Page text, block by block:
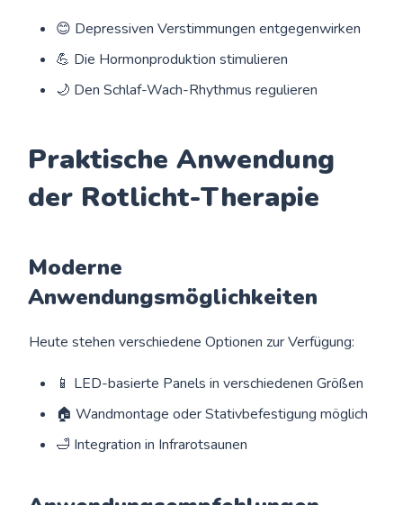
😊 Depressiven Verstimmungen entgegenwirken
💪 Die Hormonproduktion stimulieren
🌙 Den Schlaf-Wach-Rhythmus regulieren
Praktische Anwendung
der Rotlicht-Therapie
Moderne
Anwendungsmöglichkeiten
Heute stehen verschiedene Optionen zur Verfügung:
📱 LED-basierte Panels in verschiedenen Größen
🏠 Wandmontage oder Stativbefestigung möglich
🛁 Integration in Infrarotsaunen